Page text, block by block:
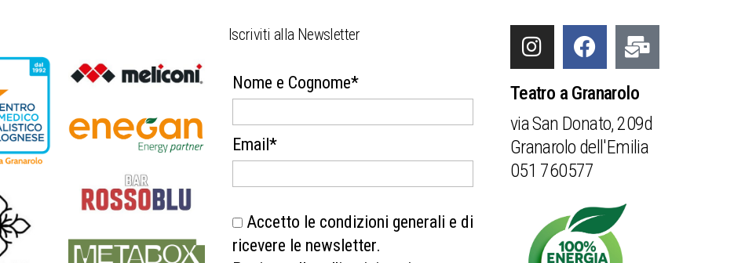
Iscriviti alla Newsletter
Nome e Cognome*
Email*
Accetto le condizioni generali e di
ricevere le newsletter.
Teatro a Granarolo
via San Donato, 209d
Granarolo dell'Emilia
051 760577